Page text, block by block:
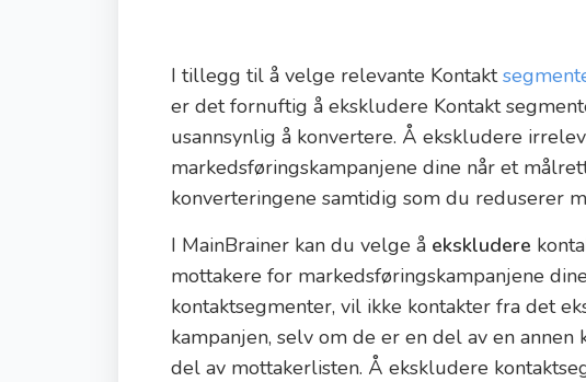
I tillegg til å velge relevante Kontakt
er det fornuftig å ekskludere Kontakt
usannsynlig å konvertere. Å ekskludere
markedsføringskampanjene dine når et
konverteringene samtidig som du reduserer
I MainBrainer kan du velge å ekskludere
mottakere for markedsføringskampanjene
kontaktsegmenter, vil ikke kontakter fra det
kampanjen, selv om de er en del av en
del av mottakerlisten. Å ekskludere